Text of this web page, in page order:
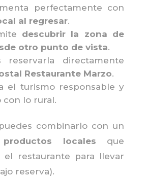
perfectamente con
al regresar.
descubrir la zona de
otro punto de vista.
reservarla directamente
Restaurante Marzo.
el turismo responsable y
con lo rural.
combinarlo con un
locales que
el restaurante para llevar
reserva).